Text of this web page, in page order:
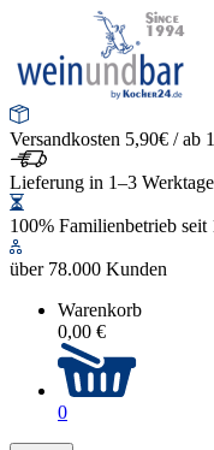
Versandkosten 5,90€ / ab
Lieferung in 1–3
100% Familienbetrieb seit
über 78.000 Kunden
Warenkorb
0,00 €
0